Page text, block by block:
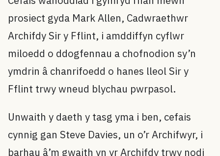
prosiect gyda Mark Allen, Cadwraethwr
Archifdy Sir y Fflint, i amddiffyn cyflwr
miloedd o ddogfennau a chofnodion sy’n
ymdrin â chanrifoedd o hanes lleol Sir y
Fflint trwy wneud blychau pwrpasol.
Unwaith y daeth y tasg yma i ben, cefais
cynnig gan Steve Davies, un o’r Archifwyr, i
barhau â’m gwaith yn yr Archifdy trwy nodi